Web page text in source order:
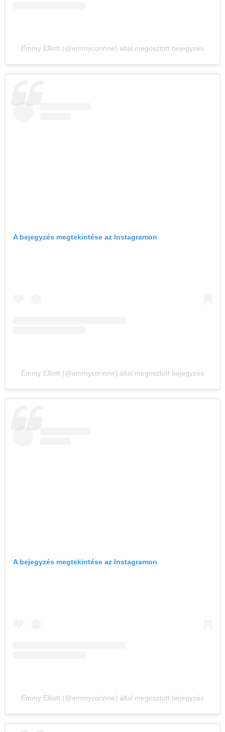
Emmy Elliott (@emmycorinne) által megosztott bejegyzés
A bejegyzés megtekintése az Instagramon
Emmy Elliott (@emmycorinne) által megosztott bejegyzés
A bejegyzés megtekintése az Instagramon
Emmy Elliott (@emmycorinne) által megosztott bejegyzés